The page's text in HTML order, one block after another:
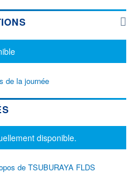
de la journée
disponible.
de TSUBURAYA FLDS